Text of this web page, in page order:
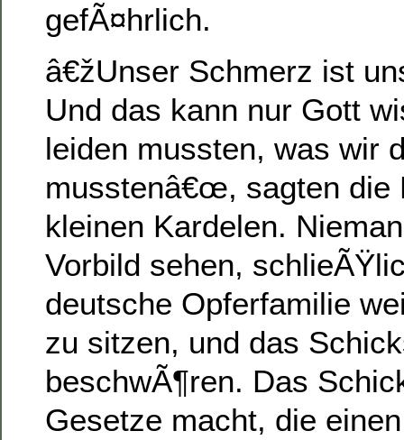
gefÃ¤hrlich.
â€žUnser Schmerz ist
Und das kann nur Gott
leiden mussten, was wir
musstenâ€œ, sagten die
kleinen Kardelen.
Vorbild sehen,
deutsche Opferfamilie
zu sitzen, und das
beschwÃ¶ren. Das
Gesetze macht, die